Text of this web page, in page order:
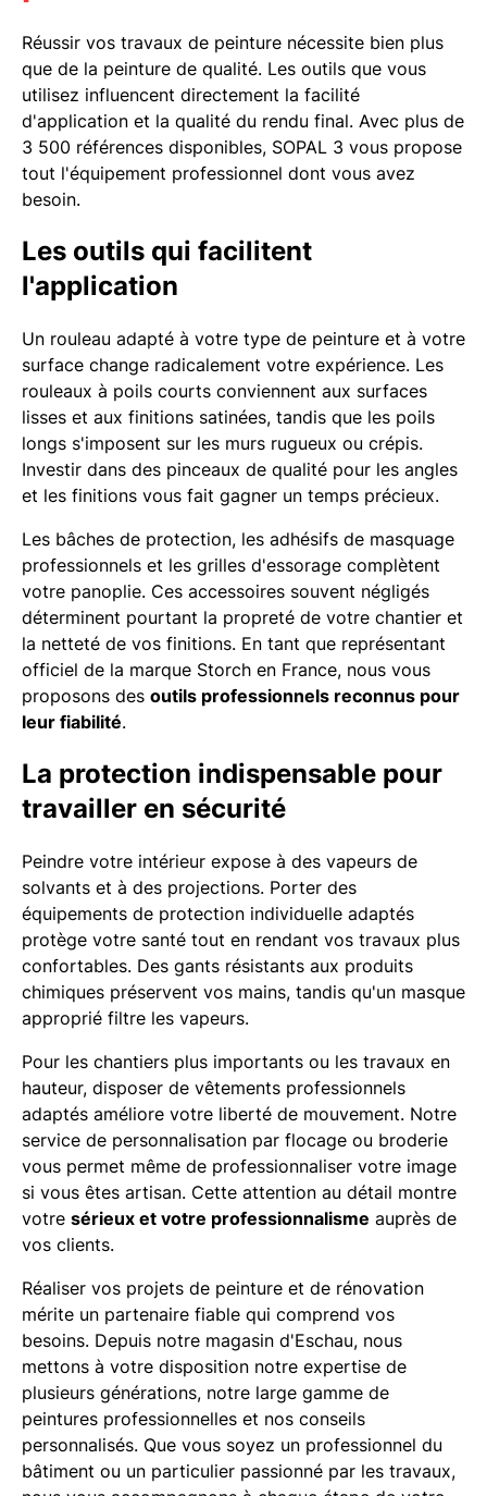
Réussir vos travaux de peinture nécessite bien plus
que de la peinture de qualité. Les outils que vous
utilisez influencent directement la facilité
d'application et la qualité du rendu final. Avec plus de
3 500 références disponibles, SOPAL 3 vous propose
tout l'équipement professionnel dont vous avez
besoin.
Les outils qui facilitent
l'application
Un rouleau adapté à votre type de peinture et à votre
surface change radicalement votre expérience. Les
rouleaux à poils courts conviennent aux surfaces
lisses et aux finitions satinées, tandis que les poils
longs s'imposent sur les murs rugueux ou crépis.
Investir dans des pinceaux de qualité pour les angles
et les finitions vous fait gagner un temps précieux.
Les bâches de protection, les adhésifs de masquage
professionnels et les grilles d'essorage complètent
votre panoplie. Ces accessoires souvent négligés
déterminent pourtant la propreté de votre chantier et
la netteté de vos finitions. En tant que représentant
officiel de la marque Storch en France, nous vous
proposons des outils professionnels reconnus pour
leur fiabilité.
La protection indispensable pour
travailler en sécurité
Peindre votre intérieur expose à des vapeurs de
solvants et à des projections. Porter des
équipements de protection individuelle adaptés
protège votre santé tout en rendant vos travaux plus
confortables. Des gants résistants aux produits
chimiques préservent vos mains, tandis qu'un masque
approprié filtre les vapeurs.
Pour les chantiers plus importants ou les travaux en
hauteur, disposer de vêtements professionnels
adaptés améliore votre liberté de mouvement. Notre
service de personnalisation par flocage ou broderie
vous permet même de professionnaliser votre image
si vous êtes artisan. Cette attention au détail montre
votre sérieux et votre professionnalisme auprès de
vos clients.
Réaliser vos projets de peinture et de rénovation
mérite un partenaire fiable qui comprend vos
besoins. Depuis notre magasin d'Eschau, nous
mettons à votre disposition notre expertise de
plusieurs générations, notre large gamme de
peintures professionnelles et nos conseils
personnalisés. Que vous soyez un professionnel du
bâtiment ou un particulier passionné par les travaux,